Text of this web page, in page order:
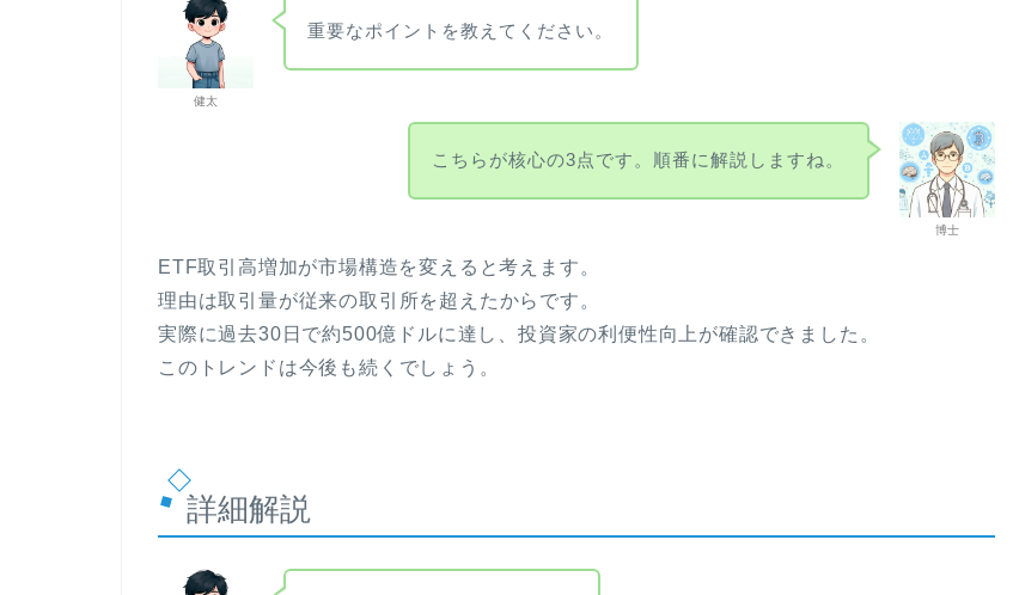
健太
重要なポイントを教えてください。
博士
こちらが核心の3点です。順番に解説しますね。
ETF取引高増加が市場構造を変えると考えます。
理由は取引量が従来の取引所を超えたからです。
実際に過去30日で約500億ドルに達し、投資家の利便性向上が確認できました。
このトレンドは今後も続くでしょう。
詳細解説